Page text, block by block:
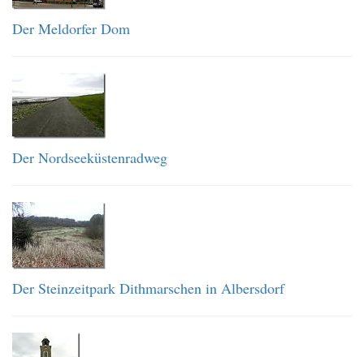
Der Meldorfer Dom
Der Nordseeküstenradweg
Der Steinzeitpark Dithmarschen in Albersdorf